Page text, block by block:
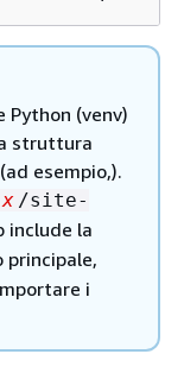
Python (venv)
struttura
esempio,).
x /site-
include la
principale,
i